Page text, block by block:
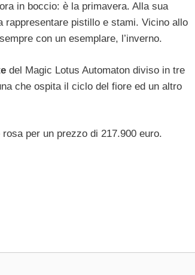
in boccio: è la primavera. Alla sua
pistillo e stami. Vicino allo
con un esemplare, l’inverno.
del Magic Lotus Automaton diviso in tre
che ospita il ciclo del fiore ed un altro
per un prezzo di 217.900 euro.